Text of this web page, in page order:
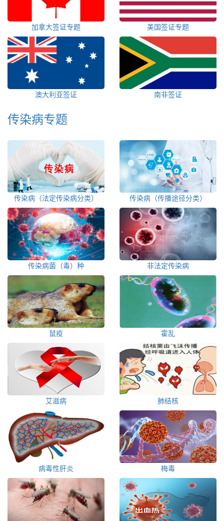
加拿大签证专题 美国签证专题
澳大利亚签证 南非签证
传染病专题
传染病（法定传染病分类） 传染病（传播途径分类）
传染病菌（毒）种 非法定传染病
鼠疫 霍乱
艾滋病 肺结核
病毒性肝炎 梅毒